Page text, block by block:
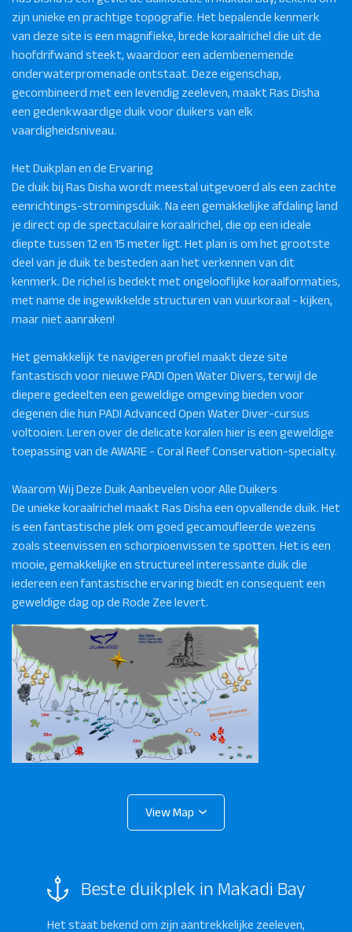
zijn unieke en prachtige topografie. Het bepalende kenmerk
van deze site is een magnifieke, brede koraalrichel die uit de
hoofdrifwand steekt, waardoor een adembenemende
onderwaterpromenade ontstaat. Deze eigenschap,
gecombineerd met een levendig zeeleven, maakt Ras Disha
een gedenkwaardige duik voor duikers van elk
vaardigheidsniveau.
Het Duikplan en de Ervaring
De duik bij Ras Disha wordt meestal uitgevoerd als een zachte
eenrichtings-stromingsduik. Na een gemakkelijke afdaling land
je direct op de spectaculaire koraalrichel, die op een ideale
diepte tussen 12 en 15 meter ligt. Het plan is om het grootste
deel van je duik te besteden aan het verkennen van dit
kenmerk. De richel is bedekt met ongelooflijke koraalformaties,
met name de ingewikkelde structuren van vuurkoraal - kijken,
maar niet aanraken!
Het gemakkelijk te navigeren profiel maakt deze site
fantastisch voor nieuwe PADI Open Water Divers, terwijl de
diepere gedeelten een geweldige omgeving bieden voor
degenen die hun PADI Advanced Open Water Diver-cursus
voltooien. Leren over de delicate koralen hier is een geweldige
toepassing van de AWARE - Coral Reef Conservation-specialty.
Waarom Wij Deze Duik Aanbevelen voor Alle Duikers
De unieke koraalrichel maakt Ras Disha een opvallende duik. Het
is een fantastische plek om goed gecamoufleerde wezens
zoals steenvissen en schorpioenvissen te spotten. Het is een
mooie, gemakkelijke en structureel interessante duik die
iedereen een fantastische ervaring biedt en consequent een
geweldige dag op de Rode Zee levert.
Beste duikplek in Makadi Bay
Het staat bekend om zijn aantrekkelijke zeeleven,